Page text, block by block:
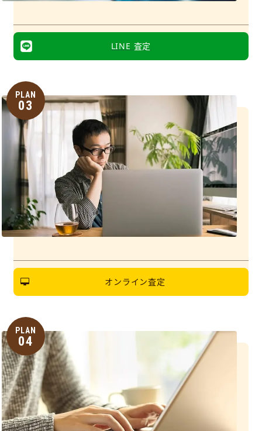
LINE 査定
PLAN
03
オンライン査定
PLAN
04